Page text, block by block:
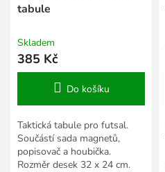
tabule
Skladem
385 Kč
Do košíku
Taktická tabule pro futsal.
Součástí sada magnetů,
popisovač a houbička.
Rozměr desek 32 x 24 cm.